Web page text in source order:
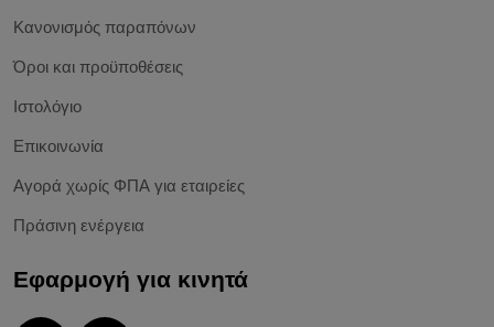
Κανονισμός παραπόνων
Όροι και προϋποθέσεις
Ιστολόγιο
Επικοινωνία
Αγορά χωρίς ΦΠΑ για εταιρείες
Πράσινη ενέργεια
Εφαρμογή για κινητά